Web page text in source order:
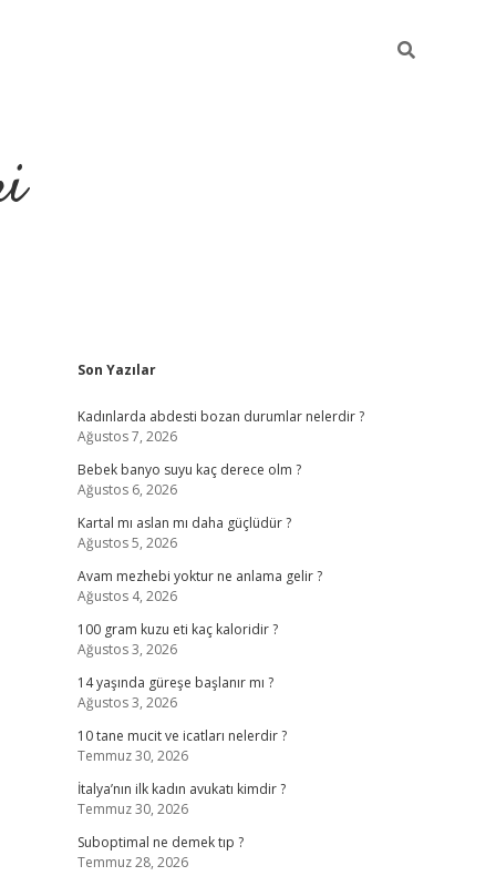
Sidebar
Son Yazılar
Kadınlarda abdesti bozan durumlar nelerdir ?
Ağustos 7, 2026
Bebek banyo suyu kaç derece olm ?
Ağustos 6, 2026
Kartal mı aslan mı daha güçlüdür ?
Ağustos 5, 2026
Avam mezhebi yoktur ne anlama gelir ?
Ağustos 4, 2026
100 gram kuzu eti kaç kaloridir ?
Ağustos 3, 2026
14 yaşında güreşe başlanır mı ?
Ağustos 3, 2026
10 tane mucit ve icatları nelerdir ?
Temmuz 30, 2026
İtalya’nın ilk kadın avukatı kimdir ?
Temmuz 30, 2026
Suboptimal ne demek tıp ?
Temmuz 28, 2026